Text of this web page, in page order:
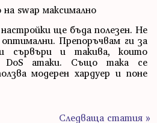
на swap максимално
ще бъда полезен. Не
Препоръчвам ги за
сървъри и такива, които
атаки. Също така се
модерен хардуер и поне
Следваща статия »